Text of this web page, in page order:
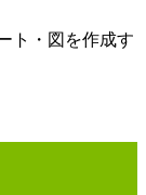
ト・図を作成す